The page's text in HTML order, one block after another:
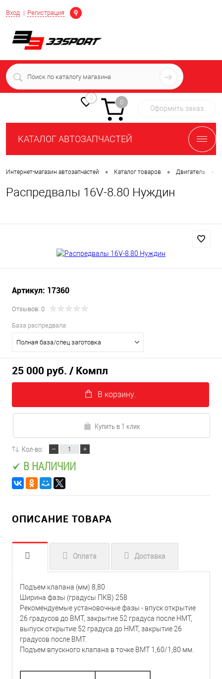
Вход Регистрация
Определение
+7 (939) 716-10-06
пн-пт 7:00-16:00 МСК
0
0
Оформить заказ
КАТАЛОГ АВТОЗАПЧАСТЕЙ
Интернет-магазин автозапчастей • Каталог товаров • Двигатель
Распредвалы 16V-8.80 Нуждин
Артикул: 17360
Отзывов: 0
База распредвала:
Полная база/спец заготовка
25 000 руб. / Компл
В корзину.
Купить в 1 клик
Кол-во:
В НАЛИЧИИ
ОПИСАНИЕ ТОВАРА
Оплата Доставка
Подъем клапана (мм) 8,80
Ширина фазы (градусы ПКВ) 258
Рекомендуемые установочные фазы - впуск открытие
26 градусов до ВМТ, закрытие 52 градуса после НМТ,
выпуск открытие 52 градуса до НМТ, закрытие 26
градусов после ВМТ.
Подъем впускного клапана в точке ВМТ 1,60/1,80 мм.